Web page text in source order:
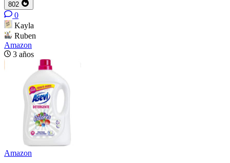
802
0
Kayla
Ruben
Amazon
3 años
Amazon